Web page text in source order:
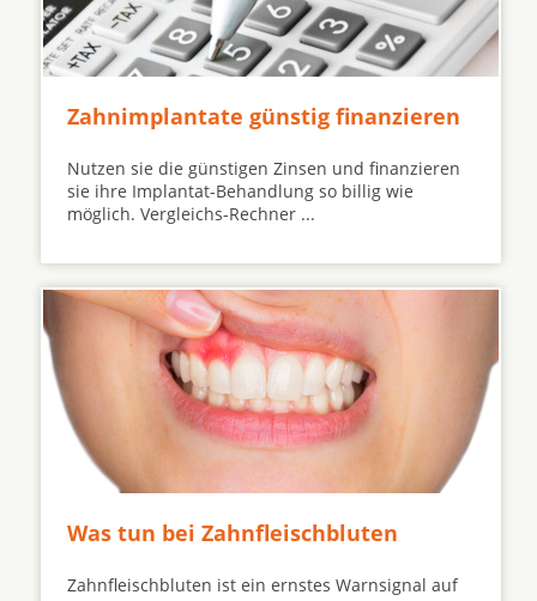
Zahnimplantate günstig finanzieren
Nutzen sie die günstigen Zinsen und finanzieren
sie ihre Implantat-Behandlung so billig wie
möglich. Vergleichs-Rechner ...
Was tun bei Zahnfleischbluten
Zahnfleischbluten ist ein ernstes Warnsignal auf